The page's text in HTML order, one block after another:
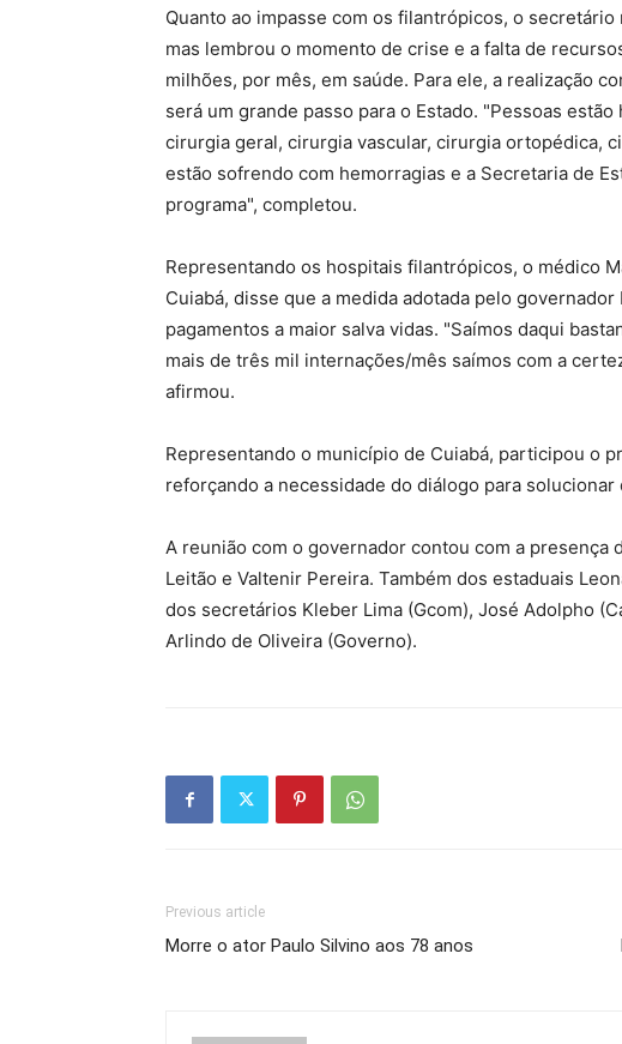
Quanto ao impasse com os filantrópicos, o
mas lembrou o momento de crise e a falta de
milhões, por mês, em saúde. Para ele, a realização
será um grande passo para o Estado. "Pessoas
cirurgia geral, cirurgia vascular, cirurgia ortopédica,
estão sofrendo com hemorragias e a Secretaria de
programa", completou.
Representando os hospitais filantrópicos, o médico
Cuiabá, disse que a medida adotada pelo
pagamentos a maior salva vidas. "Saímos daqui
mais de três mil internações/mês saímos com a
afirmou.
Representando o município de Cuiabá, participou o
reforçando a necessidade do diálogo para solucionar
A reunião com o governador contou com a presença
Leitão e Valtenir Pereira. Também dos estaduais
dos secretários Kleber Lima (Gcom), José Adolpho
Arlindo de Oliveira (Governo).
Previous article
Morre o ator Paulo Silvino aos 78 anos